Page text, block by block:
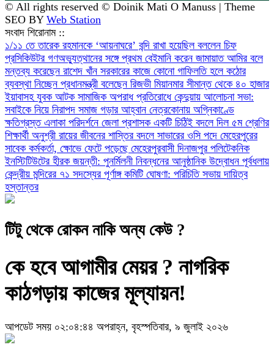
© All rights reserved © Doinik Mati O Manuss | Theme
SEO BY Web Station
সংবাদ শিরোনাম ::
১/১১ তে তারেক রহমানকে ‘আয়নাঘরে’ বন্দি রাখা হয়েছিল বললেন চিফ
প্রসিকিউটর গণঅভ্যুত্থানের সঙ্গে প্রথম বেইমানি করেন জামায়াত আমির বলে
মন্তব্য করেছেন রাশেদ খাঁন সরকারের কাজে কোনো গাফিলতি হলে কঠোর
ব্যবস্থা নিচ্ছেন প্রধানমন্ত্রী বলেছেন রিজভী মিয়ানমার সীমান্ত থেকে ৪০ হাজার
ইয়াবাসহ যুবক আটক সামাজিক অপরাধ প্রতিরোধে কেন্দুয়ায় আলোচনা সভা:
সবাইকে নিয়ে নিরাপদ সমাজ গড়ার আহ্বান নেত্রকোনায় অগ্নিকাণ্ডে
ক্ষতিগ্রস্ত এলাকা পরিদর্শনে জেলা প্রশাসক একটি চিঠিই বদলে দিল ৫ম শ্রেণির
শিক্ষার্থী অনুশ্রী রায়ের জীবনের শাস্তির বদলে সাভারের ওসি পদে মেহেরপুরের
সাবেক কর্মকর্তা, ক্ষোভে ফেটে পড়েছে মেহেরপুরবাসী দিনাজপুর পলিটেকনিক
ইনস্টিটিউটের হীরক জয়ন্তী: পুনর্মিলনী নিবন্ধনের আনুষ্ঠানিক উদ্বোধন পূর্বধলায়
কেন্দ্রীয় মন্দিরের ৭১ সদস্যের পূর্ণাঙ্গ কমিটি ঘোষণা: পরিচিতি সভায় দায়িত্ব
হস্তান্তর
টিটু থেকে রোকন নাকি অন্য কেউ ?
কে হবে আগামীর মেয়র ? নাগরিক
কাঠগড়ায় কাজের মূল্যায়ন!
আপডেট সময় ০২:০৪:৪৪ অপরাহ্ন, বৃহস্পতিবার, ৯ জুলাই ২০২৬